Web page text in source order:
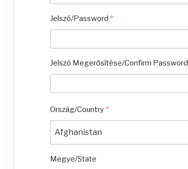
Jelszó/Password *
Jelszó Megerősítése/Confirm Password
Ország/Country *
Megye/State